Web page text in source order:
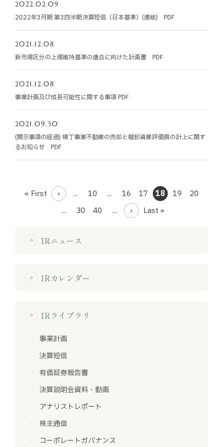
2022.02.09
2022年3月期 第3四半期決算短信〔日本基準〕(連結) PDF
2021.12.08
新市場区分の上場維持基準の適合に向けた計画書 PDF
2021.12.08
事業計画及び成長可能性に関する事項 PDF
2021.09.30
(開示事項の経過) 横丁事業不動産の売却と棚卸資産評価損の計上に関す
るお知らせ PDF
« First ... 10 ... 16 17 18 19
20
...
30 40 ... Last »
arrow_forward IRニュース
arrow_forward IRカレンダー
arrow_forward IRライブラリ
事業計画
決算短信
有価証券報告書
決算説明会資料・動画
アナリストレポート
株主通信
コーポレートガバナンス